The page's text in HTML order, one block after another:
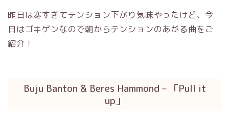
昨日は寒すぎてテンション下がり気味やったけど、今
日はゴキゲンなので朝からテンションのあがる曲をご
紹介！
Buju Banton & Beres Hammond – 「Pull it
up」